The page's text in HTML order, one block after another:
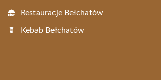
Restauracje Bełchatów
Kebab Bełchatów